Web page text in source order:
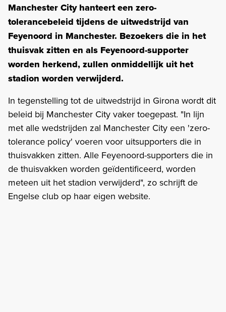
Manchester City hanteert een zero-
tolerancebeleid tijdens de uitwedstrijd van
Feyenoord in Manchester. Bezoekers die in het
thuisvak zitten en als Feyenoord-supporter
worden herkend, zullen onmiddellijk uit het
stadion worden verwijderd.
In tegenstelling tot de uitwedstrijd in Girona wordt dit
beleid bij Manchester City vaker toegepast. "In lijn
met alle wedstrijden zal Manchester City een 'zero-
tolerance policy' voeren voor uitsupporters die in
thuisvakken zitten. Alle Feyenoord-supporters die in
de thuisvakken worden geïdentificeerd, worden
meteen uit het stadion verwijderd", zo schrijft de
Engelse club op haar eigen website.